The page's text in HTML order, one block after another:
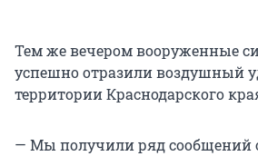
Тем же вечером вооруженные
успешно отразили воздушный
территории Краснодарского
— Мы получили ряд сообщений